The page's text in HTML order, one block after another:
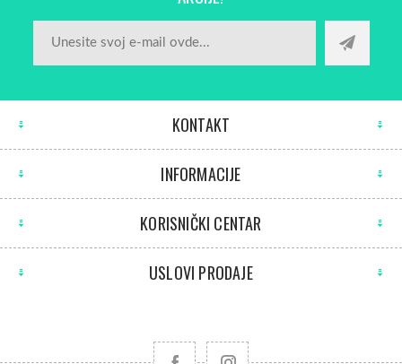
KONTAKT
INFORMACIJE
KORISNIČKI CENTAR
USLOVI PRODAJE